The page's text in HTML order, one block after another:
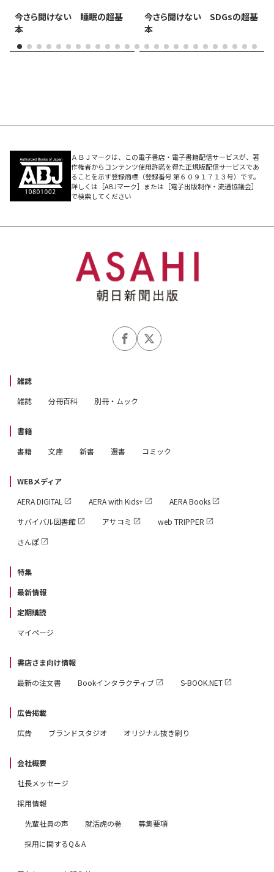
今さら聞けない 睡眠の超基
本
今さら聞けない SDGsの超基
本
ＡＢＪマークは、この電子書店・電子書籍配信サービスが、著
作権者からコンテンツ使用許諾を得た正規版配信サービスであ
ることを示す登録商標（登録番号 第６０９１７１３号）です。
詳しくは［ABJマーク］または［電子出版制作・流通協議会］
で検索してください
雑誌
雑誌
分冊百科 別冊・ムック
書籍
書籍
文庫 新書 選書 コミック
WEBメディア
AERA DIGITAL
AERA with Kids+
AERA Books
サバイバル図書館
アサコミ
web TRIPPER
さんぽ
特集
最新情報
定期購読
マイページ
書店さま向け情報
最新の注文書
Bookインタラクティブ S-BOOK.NET
広告掲載
広告
ブランドスタジオ オリジナル抜き刷り
会社概要
社長メッセージ
採用情報
先輩社員の声
就活虎の巻
募集要項
採用に関するQ＆A